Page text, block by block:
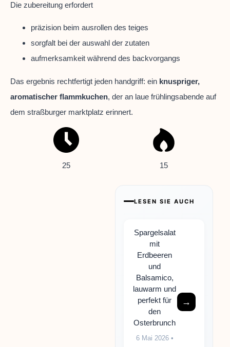
Die zubereitung erfordert
präzision beim ausrollen des teiges
sorgfalt bei der auswahl der zutaten
aufmerksamkeit während des backvorgangs
Das ergebnis rechtfertigt jeden handgriff: ein knuspriger,
aromatischer flammkuchen, der an laue frühlingsabende auf
dem straßburger marktplatz erinnert.
25 15
LESEN SIE AUCH
Spargelsalat
mit
Erdbeeren
und
Balsamico,
lauwarm und
perfekt für
den
Osterbrunch
6 Mai 2026•
→